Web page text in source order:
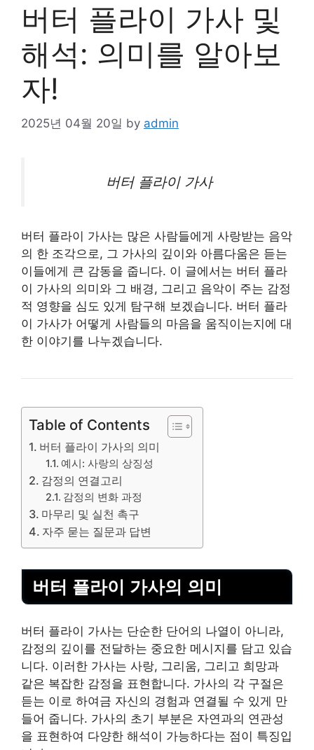
버터 플라이 가사 및
해석: 의미를 알아보
자!
2025년 04월 20일 by admin
버터 플라이 가사
버터 플라이 가사는 많은 사람들에게 사랑받는 음악
의 한 조각으로, 그 가사의 깊이와 아름다움은 듣는
이들에게 큰 감동을 줍니다. 이 글에서는 버터 플라
이 가사의 의미와 그 배경, 그리고 음악이 주는 감정
적 영향을 심도 있게 탐구해 보겠습니다. 버터 플라
이 가사가 어떻게 사람들의 마음을 움직이는지에 대
한 이야기를 나누겠습니다.
Table of Contents
버터 플라이 가사의 의미
예시: 사랑의 상징성
감정의 연결고리
감정의 변화 과정
마무리 및 실천 촉구
자주 묻는 질문과 답변
버터 플라이 가사의 의미
버터 플라이 가사는 단순한 단어의 나열이 아니라,
감정의 깊이를 전달하는 중요한 메시지를 담고 있습
니다. 이러한 가사는 사랑, 그리움, 그리고 희망과
같은 복잡한 감정을 표현합니다. 가사의 각 구절은
듣는 이로 하여금 자신의 경험과 연결될 수 있게 만
들어 줍니다. 가사의 초기 부분은 자연과의 연관성
을 표현하여 다양한 해석이 가능하다는 점이 특징입